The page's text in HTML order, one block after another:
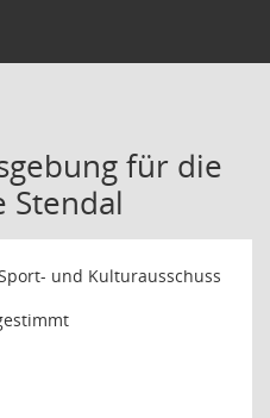
für die
Stendal
und Kulturausschuss